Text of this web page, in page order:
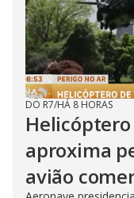
DO R7/HÁ 8 HORAS
aproxima
avião